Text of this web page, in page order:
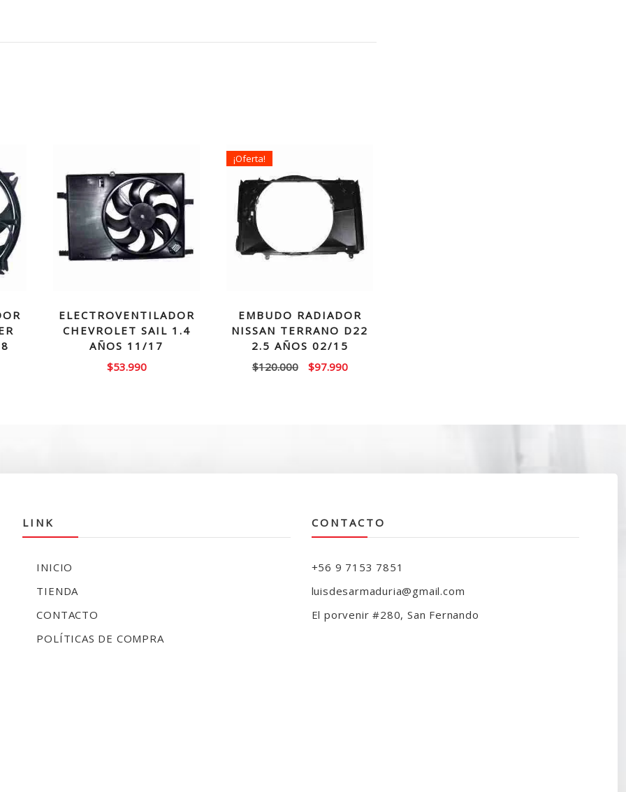
ELECTROVENTILADOR
CHEVROLET SAIL 1.4
AÑOS 11/17
$53.990
¡Oferta!
EMBUDO RADIADOR
NISSAN TERRANO D22
2.5 AÑOS 02/15
$120.000
El
$97.990El
LINK
INICIO
TIENDA
CONTACTO
POLÍTICAS DE COMPRA
CONTACTO
+56 9 7153 7851
luisdesarmaduria@gmail.com
El porvenir #280, San Fernando